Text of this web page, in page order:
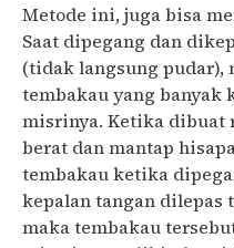
Metode ini, juga bisa
Saat dipegang dan
(tidak langsung pudar),
tembakau yang banyak
misrinya. Ketika dibuat
berat dan mantap
tembakau ketika
kepalan tangan dilepas
maka tembakau